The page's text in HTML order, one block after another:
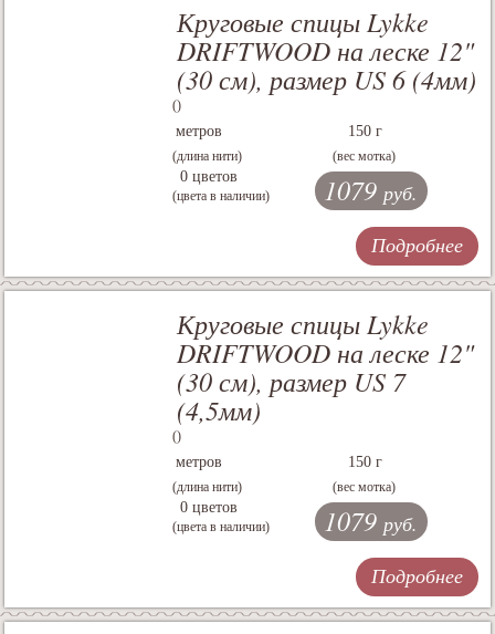
Круговые спицы Lykke
DRIFTWOOD на леске 12"
(30 см), размер US 6 (4мм)
()
метров
(длина нити)
150 г
(вес мотка)
0 цветов
(цвета в наличии) 1079 руб.
Подробнее
Круговые спицы Lykke
DRIFTWOOD на леске 12"
(30 см), размер US 7
(4,5мм)
()
метров
(длина нити)
150 г
(вес мотка)
0 цветов
(цвета в наличии) 1079 руб.
Подробнее